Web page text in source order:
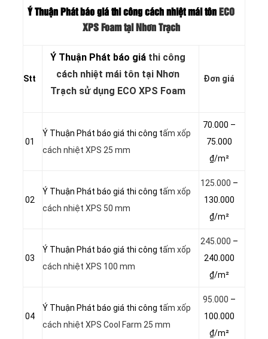
Ý Thuận Phát báo giá thi công cách nhiệt mái tôn ECO
XPS Foam tại Nhơn Trạch
Stt
Ý Thuận Phát báo giáthi công
cách nhiệt mái tôn tại Nhơn
Trạch sử dụng ECO XPS Foam
Đơn giá
01
Ý Thuận Phát báo giá thi công tấm xốp
cách nhiệt XPS 25 mm
70.000 –
75.000
₫/m²
02
Ý Thuận Phát báo giá thi công tấm xốp
cách nhiệt XPS 50 mm
125.000 –
130.000
₫/m²
03
Ý Thuận Phát báo giá thi công tấm xốp
cách nhiệt XPS 100 mm
245.000 –
240.000
₫/m²
04
Ý Thuận Phát báo giá thi công tấm xốp
cách nhiệt XPS Cool Farm 25 mm
95.000 –
100.000
₫/m²